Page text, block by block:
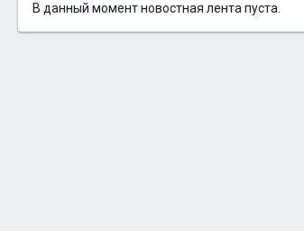
В данный момент новостная лента пуста.